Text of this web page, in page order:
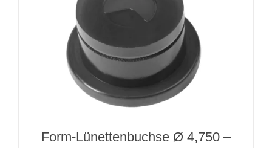
Form-Lünettenbuchse Ø 4,750 –